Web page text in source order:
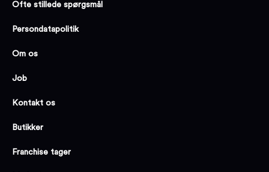
Ofte stillede spørgsmål
Persondatapolitik
Om os
Job
Kontakt os
Butikker
Franchise tager